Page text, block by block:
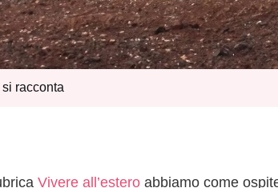
racconta
Vivere all’estero abbiamo come